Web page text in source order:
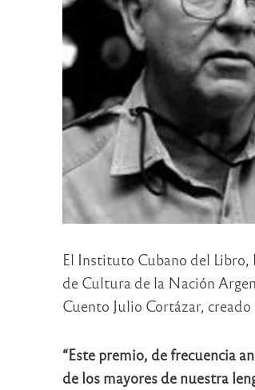
El Instituto Cubano del
de Cultura de la Nación
Cuento Julio Cortázar,
“Este premio, de frecuencia
de los mayores de nuestra